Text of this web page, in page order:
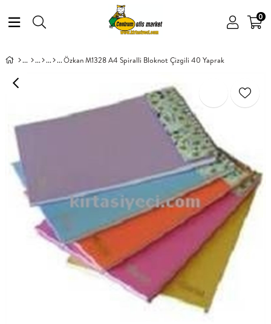
0
Özkan M1328 A4 Spiralli Bloknot Çizgili 40 Yaprak